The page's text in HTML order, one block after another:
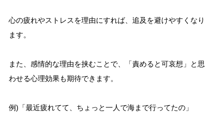
心の疲れやストレスを理由にすれば、追及を避けやすくなり
ます。
また、感情的な理由を挟むことで、「責めると可哀想」と思
わせる心理効果も期待できます。
例)「最近疲れてて、ちょっと一人で海まで行ってたの」